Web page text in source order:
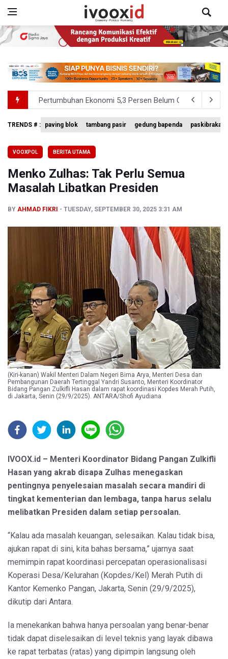
Pertumbuhan Ekonomi 5,3 Persen Belum Cukup
Anggota DPR Desak Polisi Usut Tuntas Temuan
Kemensos Targetkan 150 Ribu Siswa Masuk Program
Pemprov DKI Jakarta Pastikan Data Pajak dan Aset
TRENDS # : paving blok tambang pasir gedung bapenda paskibraka
VOOXPOL BERITA UTAMA
Menko Zulhas: Tak Perlu Semua
Masalah Libatkan Presiden
BY AHMAD FIKRI TUESDAY, SEPTEMBER 30, 2025 3:31 AM
(Kiri-kanan) Wakil Menteri Dalam Negeri Bima Arya, Menteri Desa dan
Pembangunan Daerah Tertinggal Yandri Susanto, Menteri Koordinator
Bidang Pangan Zulkifli Hasan dalam rapat koordinasi Kopdes Merah Putih,
di Jakarta, Senin (29/9/2025). ANTARA/Shofi Ayudiana
IVOOX.id – Menteri Koordinator Bidang Pangan Zulkifli
Hasan yang akrab disapa Zulhas menegaskan
pentingnya penyelesaian masalah secara mandiri di
tingkat kementerian dan lembaga, tanpa harus selalu
melibatkan Presiden dalam setiap persoalan.
“Kalau ada masalah keuangan, selesaikan. Kalau tidak bisa,
ajukan rapat di sini, kita bahas bersama,” ujarnya saat
memimpin rapat koordinasi percepatan operasionalisasi
Koperasi Desa/Kelurahan (Kopdes/Kel) Merah Putih di
Kantor Kemenko Pangan, Jakarta, Senin (29/9/2025),
dikutip dari Antara.
Ia menekankan bahwa hanya persoalan yang benar-benar
tidak dapat diselesaikan di level teknis yang layak dibawa
ke rapat terbatas (ratas) yang dipimpin langsung oleh